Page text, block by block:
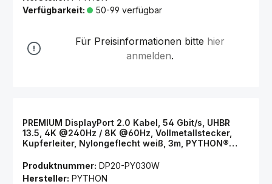
Verfügbarkeit:
50-99 verfügbar
Für Preisinformationen bitte hier
anmelden.
PREMIUM DisplayPort 2.0 Kabel, 54 Gbit/s, UHBR
13.5, 4K @240Hz / 8K @60Hz, Vollmetallstecker,
Kupferleiter, Nylongeflecht weiß, 3m, PYTHON®
Produktnummer: DP20-PY030W
Hersteller: PYTHON